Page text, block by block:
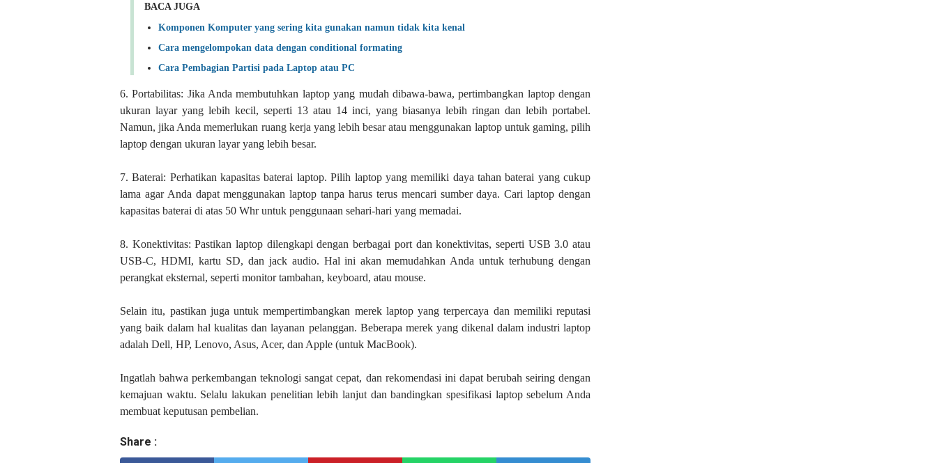
BACA JUGA
Komponen Komputer yang sering kita gunakan namun tidak kita kenal
Cara mengelompokan data dengan conditional formating
Cara Pembagian Partisi pada Laptop atau PC
6. Portabilitas: Jika Anda membutuhkan laptop yang mudah dibawa-bawa, pertimbangkan laptop dengan
ukuran layar yang lebih kecil, seperti 13 atau 14 inci, yang biasanya lebih ringan dan lebih portabel.
Namun, jika Anda memerlukan ruang kerja yang lebih besar atau menggunakan laptop untuk gaming, pilih
laptop dengan ukuran layar yang lebih besar.
7. Baterai: Perhatikan kapasitas baterai laptop. Pilih laptop yang memiliki daya tahan baterai yang cukup
lama agar Anda dapat menggunakan laptop tanpa harus terus mencari sumber daya. Cari laptop dengan
kapasitas baterai di atas 50 Whr untuk penggunaan sehari-hari yang memadai.
8. Konektivitas: Pastikan laptop dilengkapi dengan berbagai port dan konektivitas, seperti USB 3.0 atau
USB-C, HDMI, kartu SD, dan jack audio. Hal ini akan memudahkan Anda untuk terhubung dengan
perangkat eksternal, seperti monitor tambahan, keyboard, atau mouse.
Selain itu, pastikan juga untuk mempertimbangkan merek laptop yang terpercaya dan memiliki reputasi
yang baik dalam hal kualitas dan layanan pelanggan. Beberapa merek yang dikenal dalam industri laptop
adalah Dell, HP, Lenovo, Asus, Acer, dan Apple (untuk MacBook).
Ingatlah bahwa perkembangan teknologi sangat cepat, dan rekomendasi ini dapat berubah seiring dengan
kemajuan waktu. Selalu lakukan penelitian lebih lanjut dan bandingkan spesifikasi laptop sebelum Anda
membuat keputusan pembelian.
Share :